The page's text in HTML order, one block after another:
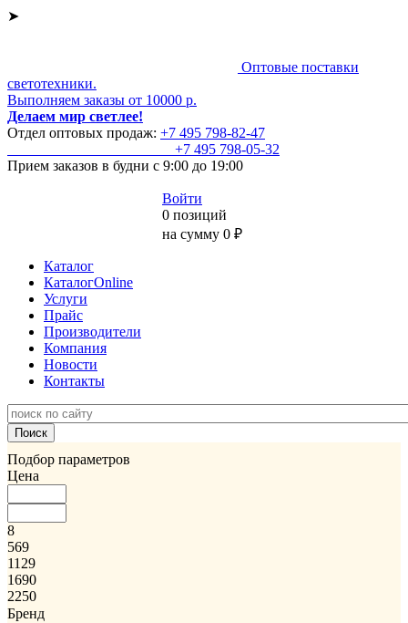
➤
Оптовые поставки
светотехники.
Выполняем заказы от 10000 р.
Делаем мир светлее!
Отдел оптовых продаж: +7 495 798-82-47
+7 495 798-05-32
Прием заказов в будни с 9:00 до 19:00
Войти
0 позиций
на сумму 0 ₽
Каталог
КаталогOnline
Услуги
Прайс
Производители
Компания
Новости
Контакты
Подбор параметров
Цена
8
569
1129
1690
2250
Бренд